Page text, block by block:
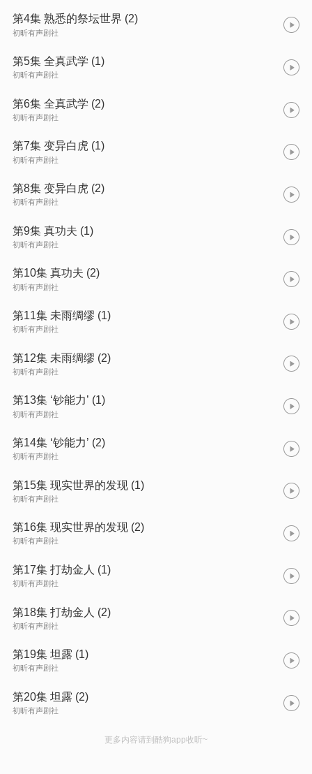
第4集 熟悉的祭坛世界 (2)
初昕有声剧社
第5集 全真武学 (1)
初昕有声剧社
第6集 全真武学 (2)
初昕有声剧社
第7集 变异白虎 (1)
初昕有声剧社
第8集 变异白虎 (2)
初昕有声剧社
第9集 真功夫 (1)
初昕有声剧社
第10集 真功夫 (2)
初昕有声剧社
第11集 未雨绸缪 (1)
初昕有声剧社
第12集 未雨绸缪 (2)
初昕有声剧社
第13集 ‘钞能力’ (1)
初昕有声剧社
第14集 ‘钞能力’ (2)
初昕有声剧社
第15集 现实世界的发现 (1)
初昕有声剧社
第16集 现实世界的发现 (2)
初昕有声剧社
第17集 打劫金人 (1)
初昕有声剧社
第18集 打劫金人 (2)
初昕有声剧社
第19集 坦露 (1)
初昕有声剧社
第20集 坦露 (2)
初昕有声剧社
更多内容请到酷狗app收听~